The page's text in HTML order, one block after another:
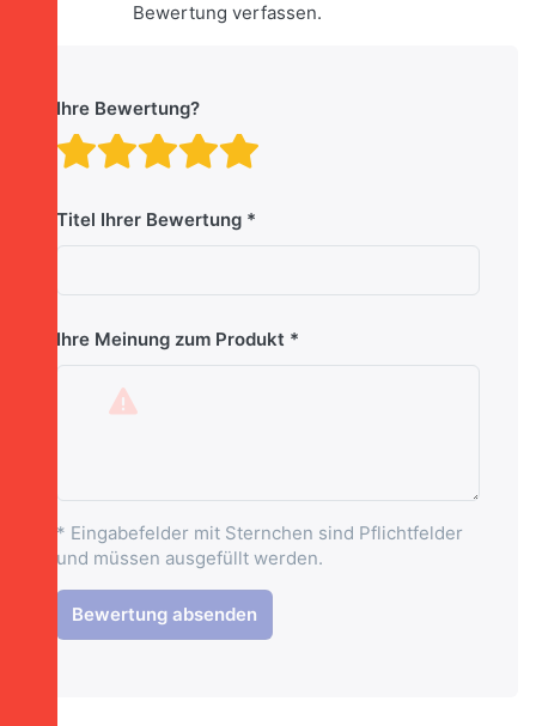
Bewertung verfassen.
Ihre Bewertung?
Bewertung: 4 von
Bewertung: 3 von 5
Bewertung: 2 von 5
Bewertung: 1 von 5
Titel Ihrer Bewertung
Ihre Meinung zum Produkt
* Eingabefelder mit Sternchen sind Pflichtfelder
und müssen ausgefüllt werden.
Bewertung absenden